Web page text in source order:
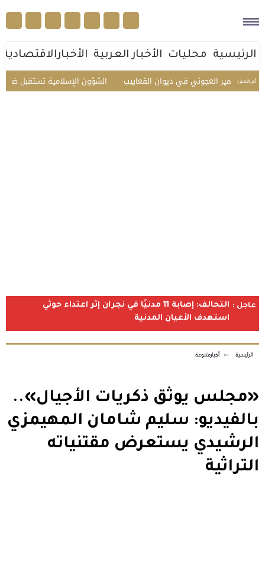
الرئيسية محليات الأخبار العربية الأخبارالاقتصادية
أخر الأخبار | الشؤون الإسلامية تستقبل ضيوف عمير العجوني في ديوان القعابيب
عاجل :
التحالف: إصابة 11 مدنيًا في نجران إثر اعتداء حوثي
استهدف الأعيان المدنية
الرئيسية ← أخبارمتنوعة
«مجلس يوثق ذكريات الأجيال»..
بالفيديو: سليم شامان المهيمزي
الرشيدي يستعرض مقتنياته
التراثية